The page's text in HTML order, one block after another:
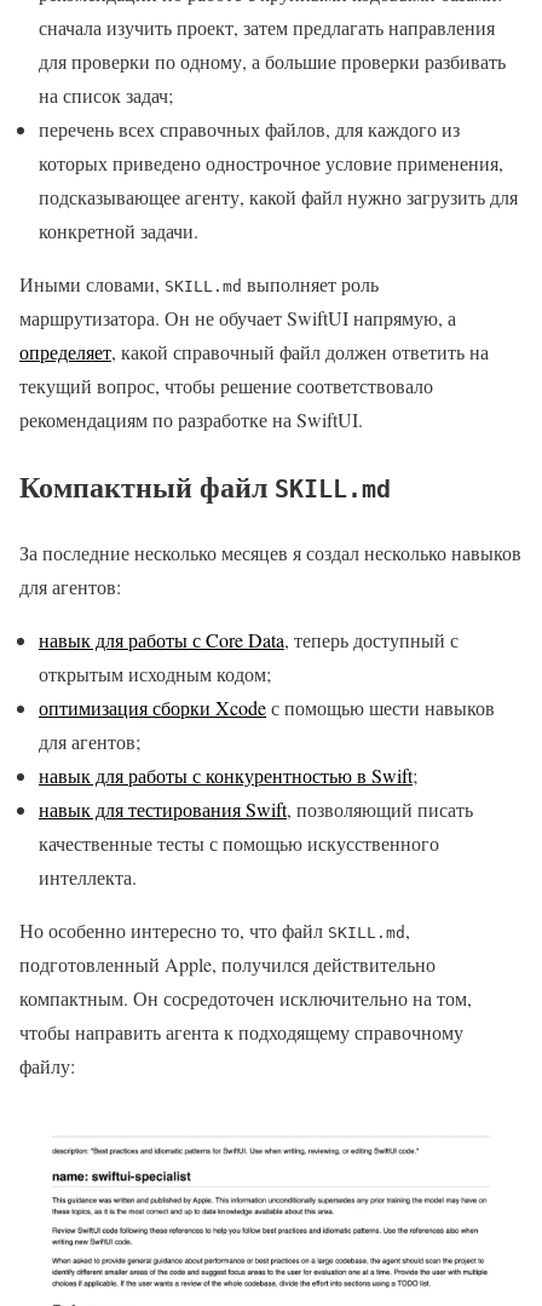
сначала изучить проект, затем предлагать направления
для проверки по одному, а большие проверки разбивать
на список задач;
перечень всех справочных файлов, для каждого из
которых приведено однострочное условие применения,
подсказывающее агенту, какой файл нужно загрузить для
конкретной задачи.
Иными словами, SKILL.md выполняет роль
маршрутизатора. Он не обучает SwiftUI напрямую, а
определяет, какой справочный файл должен ответить на
текущий вопрос, чтобы решение соответствовало
рекомендациям по разработке на SwiftUI.
Компактный файл SKILL.md
За последние несколько месяцев я создал несколько навыков
для агентов:
навык для работы с Core Data, теперь доступный с
открытым исходным кодом;
оптимизация сборки Xcodeс помощью шести навыков
для агентов;
навык для работы с конкурентностью в Swift;
навык для тестирования Swift, позволяющий писать
качественные тесты с помощью искусственного
интеллекта.
Но особенно интересно то, что файл SKILL.md ,
подготовленный Apple, получился действительно
компактным. Он сосредоточен исключительно на том,
чтобы направить агента к подходящему справочному
файлу: